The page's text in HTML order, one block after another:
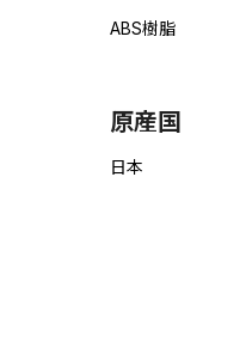
ABS樹脂
原産国
日本